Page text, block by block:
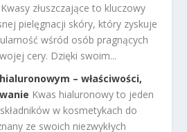
Kwasy złuszczające to kluczowy
pielęgnacji skóry, który zyskuje
wśród osób pragnących
cery. Dzięki swoim...
– właściwości,
Kwas hialuronowy to jeden
w kosmetykach do
ze swoich niezwykłych